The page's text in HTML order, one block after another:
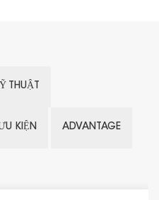
THUẬT
KIỆN ADVANTAGE